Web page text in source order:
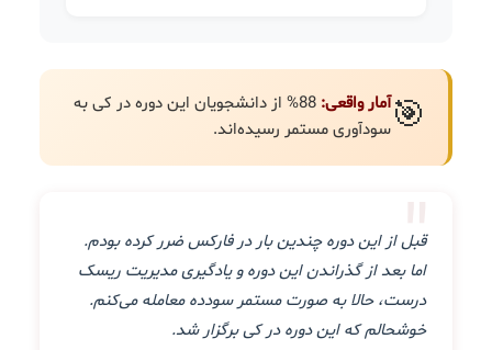
🎯آمار واقعی:
88% از دانشجویان این دوره در کی به
سودآوری مستمر رسیده‌اند.
"
قبل از این دوره چندین بار در فارکس ضرر کرده بودم.
اما بعد از گذراندن این دوره و یادگیری مدیریت ریسک
درست، حالا به صورت مستمر سودده معامله می‌کنم.
خوشحالم که این دوره در کی برگزار شد.